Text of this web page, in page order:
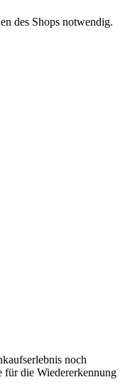
des Shops notwendig.
noch
für die Wiedererkennung